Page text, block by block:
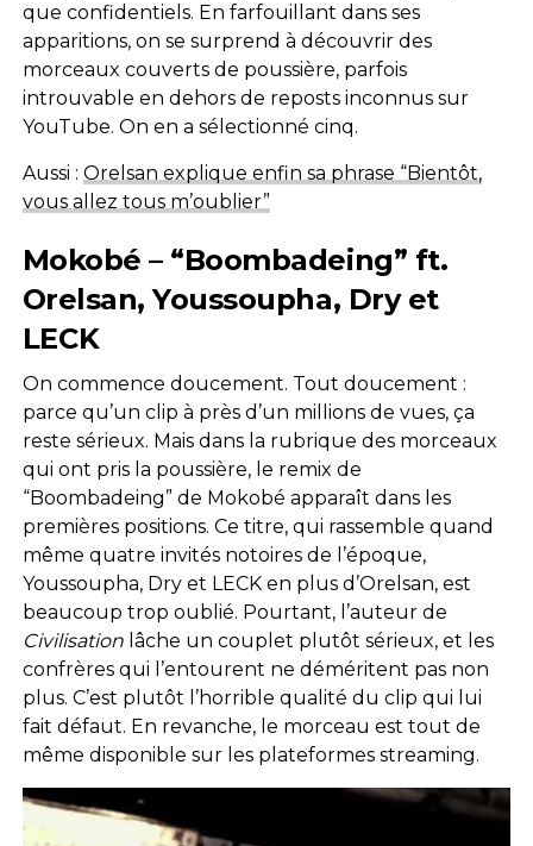
que confidentiels. En farfouillant dans ses
apparitions, on se surprend à découvrir des
morceaux couverts de poussière, parfois
introuvable en dehors de reposts inconnus sur
YouTube. On en a sélectionné cinq.
Aussi : Orelsan explique enfin sa phrase “Bientôt,
vous allez tous m’oublier”
Mokobé – “Boombadeing” ft.
Orelsan, Youssoupha, Dry et
LECK
On commence doucement. Tout doucement :
parce qu’un clip à près d’un millions de vues, ça
reste sérieux. Mais dans la rubrique des morceaux
qui ont pris la poussière, le remix de
“Boombadeing” de Mokobé apparaît dans les
premières positions. Ce titre, qui rassemble quand
même quatre invités notoires de l’époque,
Youssoupha, Dry et LECK en plus d’Orelsan, est
beaucoup trop oublié. Pourtant, l’auteur de
Civilisation lâche un couplet plutôt sérieux, et les
confrères qui l’entourent ne déméritent pas non
plus. C’est plutôt l’horrible qualité du clip qui lui
fait défaut. En revanche, le morceau est tout de
même disponible sur les plateformes streaming.